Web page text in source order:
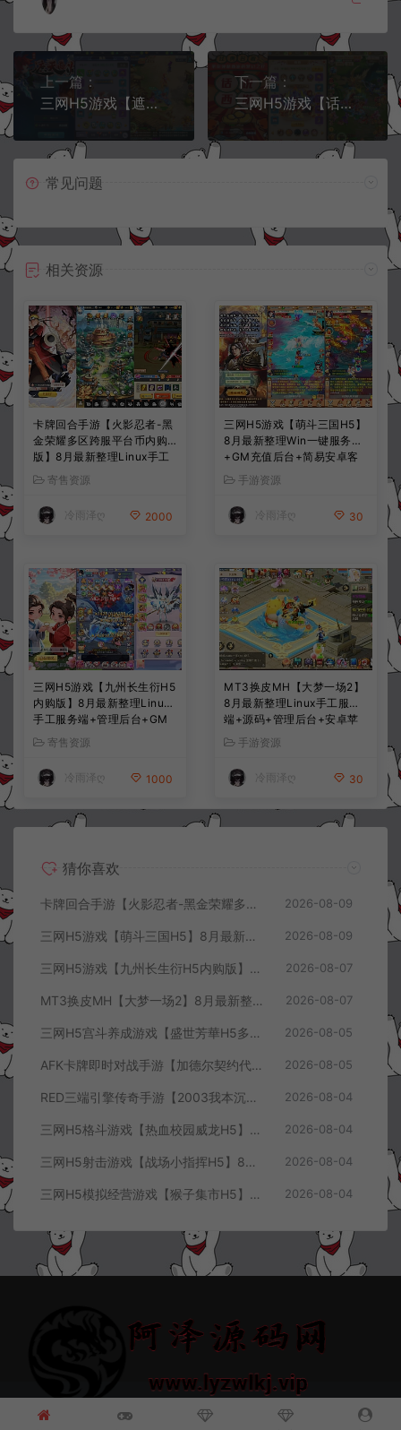
上一篇：
三网H5游戏【遮天轮回H5】7月最新整理Linux手工服务端+多区跨服+GM多功能授权后台+详细搭建教程+视频教程
下一篇：
三网H5游戏【话说西游H5】7月最新整理Linux手工服务端+多区跨服+GM多功能授权后台+详细搭建教程+视频教程
常见问题
相关资源
卡牌回合手游【火影忍者-黑
金荣耀多区跨服平台币内购
版】8月最新整理Linux手工
服务端+CDK授权后台+安卓
+详细搭建教程+视频教程
寄售资源
冷雨泽ღ 2000
三网H5游戏【萌斗三国H5】
8月最新整理Win一键服务端
+GM充值后台+简易安卓客
户端+详细搭建教程+视频教
手游资源
冷雨泽ღ 30
三网H5游戏【九州长生衍H5
内购版】8月最新整理Linux
手工服务端+管理后台+GM
授权后台+简易安卓客户端
+详细搭建教程+视频教程
寄售资源
冷雨泽ღ 1000
MT3换皮MH【大梦一场2】
8月最新整理Linux手工服务
端+源码+管理后台+安卓苹
果双端+详细搭建教程+视频
教程
手游资源
冷雨泽ღ 30
猜你喜欢
卡牌回合手游【火影忍者-黑金荣耀多区跨服平台币内购版】8月最新整理Linux手工服务端+CDK授权后台+安卓+详细搭建教程+视频教程 2026-08-09
三网H5游戏【萌斗三国H5】8月最新整理Win一键服务端+GM充值后台+简易安卓客户端+详细搭建教程+视频教程 2026-08-09
三网H5游戏【九州长生衍H5内购版】8月最新整理Linux手工服务端+管理后台+GM授权后台+简易安卓客户端+详细搭建教程+视频教程 2026-08-07
MT3换皮MH【大梦一场2】8月最新整理Linux手工服务端+源码+管理后台+安卓苹果双端+详细搭建教程+视频教程 2026-08-07
三网H5宫斗养成游戏【盛世芳華H5多区跨服代金券内购优化版】8月最新整理Linux手工服务端+CDK授权后台+全资源安卓+详细搭建教程+视频教程 2026-08-05
AFK卡牌即时对战手游【加德尔契约代金券内购修复版】8月最新整理Linux手工服务端+前后端全套源码+CDK授权后台+安卓苹果双端+详细搭建教程+视频教程 2026-08-05
RED三端引擎传奇手游【2003我本沉默三职业】8月最新整理Win一键服务端+PC安卓+详细搭建教程 2026-08-04
三网H5格斗游戏【热血校园威龙H5】8月最新整理Linux手工服务端+Win一键服务端+解压即玩+简易安卓客户端+详细搭建教程 2026-08-04
三网H5射击游戏【战场小指挥H5】8月最新整理Linux手工服务端+Win一键服务端+解压即玩+简易安卓客户端+详细搭建教程 2026-08-04
三网H5模拟经营游戏【猴子集市H5】8月最新整理Linux手工服务端+Win一键服务端+解压即玩+简易安卓客户端+详细搭建教程 2026-08-04
© 2021~2026 阿泽源码网 www.lyzwlkj.vip 冷雨泽
豫
ICP备2022000516号-1